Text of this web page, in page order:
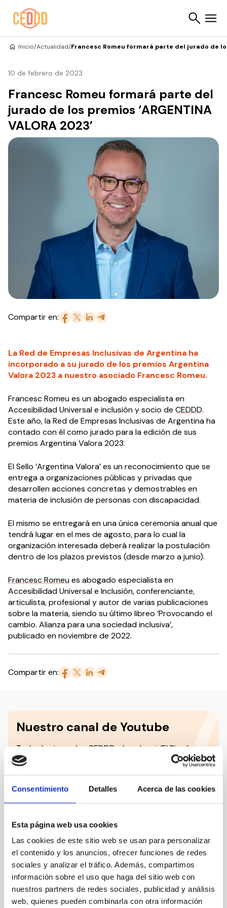
Consentimiento Detalles Acerca de las cookies
Esta página web usa cookies
Las cookies de este sitio web se usan para personalizar
el contenido y los anuncios, ofrecer funciones de redes
sociales y analizar el tráfico. Además, compartimos
información sobre el uso que haga del sitio web con
nuestros partners de redes sociales, publicidad y análisis
web, quienes pueden combinarla con otra información
Inicio/Actualidad/Francesc Romeu formará parte del jurado de los
10 de febrero de 2023
Francesc Romeu formará parte del
jurado de los premios ‘ARGENTINA
VALORA 2023’
Compartir en:
La Red de Empresas Inclusivas de Argentina ha
incorporado a su jurado de los premios Argentina
Valora 2023 a nuestro asociado Francesc Romeu.
Francesc Romeu es un abogado especialista en
Accesibilidad Universal e inclusión y socio de CEDDD.
Este año, la Red de Empresas Inclusivas de Argentina ha
contado con él como jurado para la edición de sus
premios Argentina Valora 2023.
El Sello ‘Argentina Valora’ es un reconocimiento que se
entrega a organizaciones públicas y privadas que
desarrollen acciones concretas y demostrables en
materia de inclusión de personas con discapacidad.
El mismo se entregará en una única ceremonia anual que
tendrá lugar en el mes de agosto, para lo cual la
organización interesada deberá realizar la postulación
dentro de los plazos previstos (desde marzo a junio).
Francesc Romeues abogado especialista en
Accesibilidad Universal e Inclusión, conferenciante,
articulista, profesional y autor de varias publicaciones
sobre la materia, siendo su último libreo ‘Provocando el
cambio. Alianza para una sociedad inclusiva’,
publicado en noviembre de 2022.
Compartir en:
Nuestro canal de Youtube
Todas las jornadas CEDDD, el podcast ‘El Rincón
Social’ y mucho más en formato audiovisual a un
solo clic.
Suscríbete a la newsletter
CEDDD
Mantente siempre al día de la información más
relevante del sector social en un solo clic.